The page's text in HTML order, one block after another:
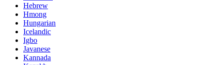
Hebrew
Hmong
Hungarian
Icelandic
Igbo
Javanese
Kannada